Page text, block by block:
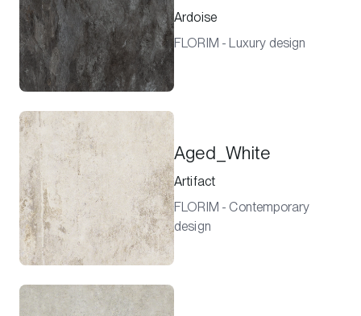
Ardoise
FLORIM - Luxury design
Aged_White
Artifact
FLORIM - Contemporary
design